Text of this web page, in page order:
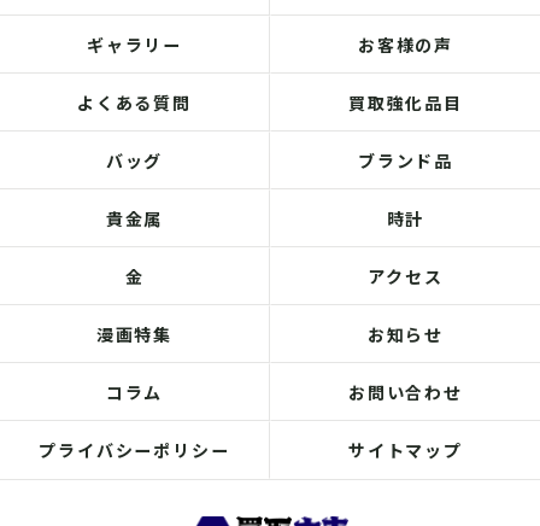
ギャラリー お客様の声
よくある質問 買取強化品目
バッグ ブランド品
貴金属 時計
金 アクセス
漫画特集 お知らせ
コラム お問い合わせ
プライバシーポリシー サイトマップ